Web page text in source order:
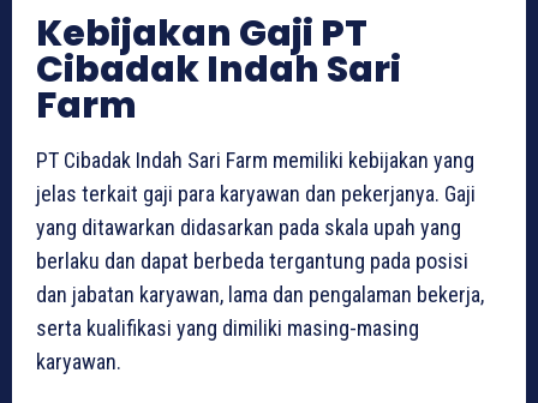
Kebijakan Gaji PT
Cibadak Indah Sari
Farm
PT Cibadak Indah Sari Farm memiliki kebijakan yang
jelas terkait gaji para karyawan dan pekerjanya. Gaji
yang ditawarkan didasarkan pada skala upah yang
berlaku dan dapat berbeda tergantung pada posisi
dan jabatan karyawan, lama dan pengalaman bekerja,
serta kualifikasi yang dimiliki masing-masing
karyawan.